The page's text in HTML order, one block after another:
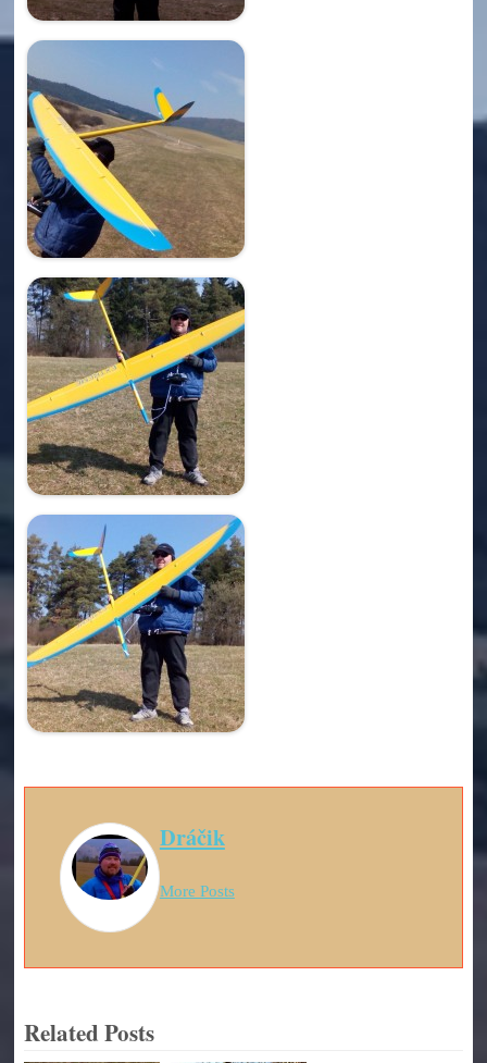
Dráčik
More Posts
Related Posts